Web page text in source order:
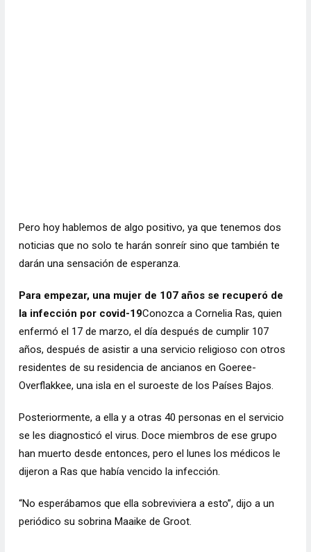
Pero hoy hablemos de algo positivo, ya que tenemos dos
noticias que no solo te harán sonreír sino que también te
darán una sensación de esperanza.
Para empezar, una mujer de 107 años se recuperó de
la infección por covid-19Conozca a Cornelia Ras, quien
enfermó el 17 de marzo, el día después de cumplir 107
años, después de asistir a una servicio religioso con otros
residentes de su residencia de ancianos en Goeree-
Overflakkee, una isla en el suroeste de los Países Bajos.
Posteriormente, a ella y a otras 40 personas en el servicio
se les diagnosticó el virus. Doce miembros de ese grupo
han muerto desde entonces, pero el lunes los médicos le
dijeron a Ras que había vencido la infección.
“No esperábamos que ella sobreviviera a esto”, dijo a un
periódico su sobrina Maaike de Groot.